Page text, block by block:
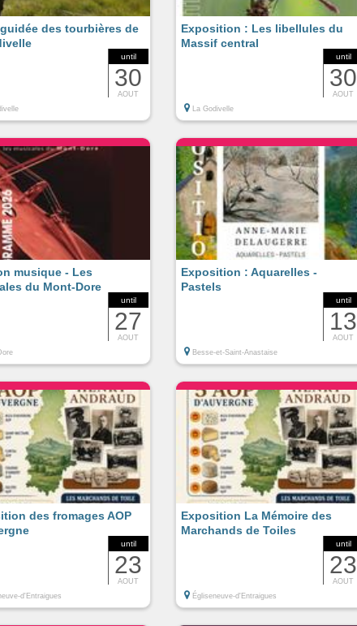
until
30
AOUT
des tourbières de
until
30
AOUT
Exposition : Les libellules du
Massif central
La Godivelle
until
27
AOUT
musique - Les
du Mont-Dore
until
13
AOUT
Exposition : Aquarelles -
Pastels
Besse-et-Saint-Anastaise
until
23
AOUT
des fromages AOP
d'Entraigues
until
23
AOUT
Exposition La Mémoire des
Marchands de Toiles
Égliseneuve-d'Entraigues